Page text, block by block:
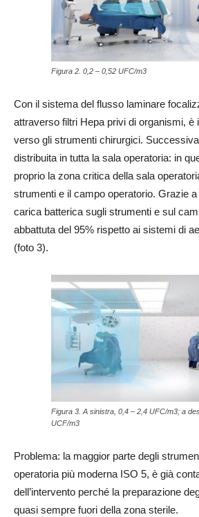
Figura 2. 0,2 – 0,52 UFC/m3
Con il sistema del flusso laminare
attraverso filtri Hepa privi di organismi, è
verso gli strumenti chirurgici.
distribuita in tutta la sala operatoria: in
proprio la zona critica della sala
strumenti e il campo operatorio. Grazie
carica batterica sugli strumenti e sul
abbattuta del 95% rispetto ai sistemi di
(foto 3).
Figura 3. A sinistra, 0,4 – 2,4 UFC/m3; a
UCF/m3
Problema: la maggior parte degli
operatoria più moderna ISO 5, è già
dell’intervento perché la preparazione
quasi sempre fuori della zona sterile.